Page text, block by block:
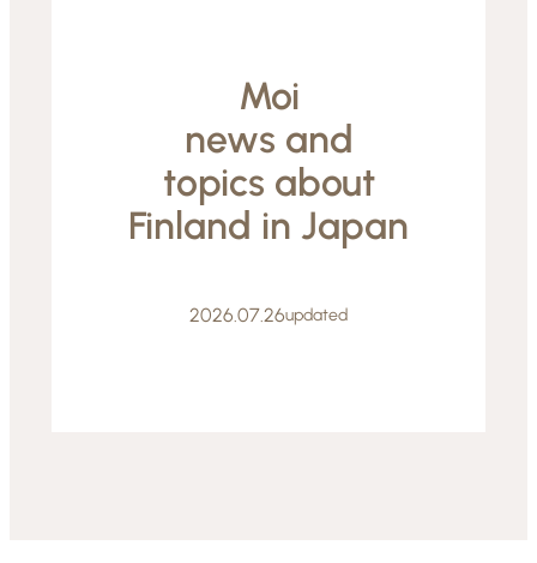
Moi
news and
topics about
Finland in Japan
2026.07.26updated